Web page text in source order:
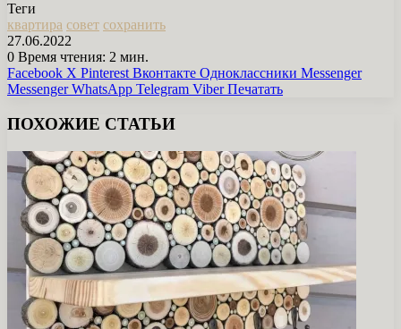
Теги
квартира совет сохранить
27.06.2022
0 Время чтения: 2 мин.
Facebook X Pinterest Вконтакте Одноклассники Messenger
Messenger WhatsApp Telegram Viber Печатать
ПОХОЖИЕ СТАТЬИ